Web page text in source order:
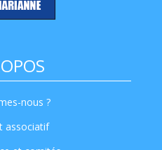
nous ?
associatif